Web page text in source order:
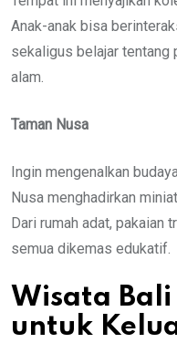
Anak-anak bisa
sekaligus belajar tentang
alam.
Taman Nusa
Ingin mengenalkan
Nusa menghadirkan
Dari rumah adat, pakaian
semua dikemas edukatif.
Wisata
untuk